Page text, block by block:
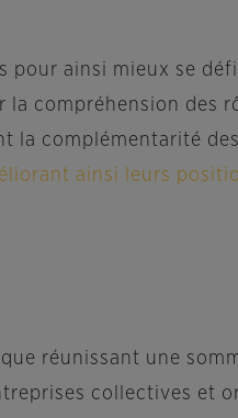
pour ainsi mieux se
compréhension des
la complémentarité
ainsi leurs
réunissant une
collectives et